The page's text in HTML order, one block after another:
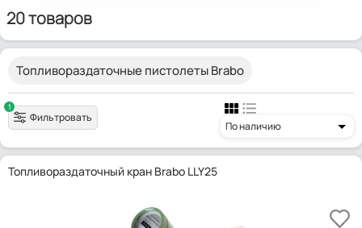
20 товаров
Топливораздаточные пистолеты Brabo
1
Фильтровать
По наличию
Топливораздаточный кран Brabo LLY25